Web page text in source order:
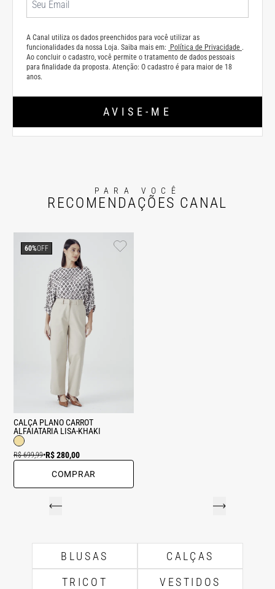
A Canal utiliza os dados preenchidos para você utilizar as
funcionalidades da nossa Loja. Saiba mais em:
Política de Privacidade .
Ao concluir o cadastro, você permite o tratamento de dados pessoais
para finalidade da proposta. Atenção: O cadastro é para maior de 18
anos.
AVISE-ME
PARA VOCÊ
RECOMENDAÇÕES CANAL
CALÇA PLANO CARROT
ALFAIATARIA LISA-KHAKI
R$ 699,99•R$ 280,00
60%OFF
COMPRAR
BLUSAS
CALÇAS
TRICOT
VESTIDOS